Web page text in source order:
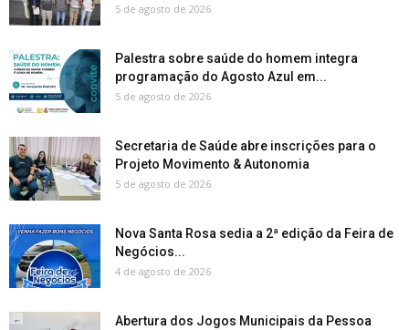
5 de agosto de 2026
Palestra sobre saúde do homem integra
programação do Agosto Azul em...
5 de agosto de 2026
Secretaria de Saúde abre inscrições para o
Projeto Movimento & Autonomia
5 de agosto de 2026
Nova Santa Rosa sedia a 2ª edição da Feira de
Negócios...
4 de agosto de 2026
Abertura dos Jogos Municipais da Pessoa